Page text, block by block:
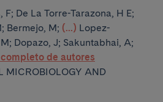
F; De La Torre-Tarazona, H E;
Bermejo, M; (...) Lopez-
Dopazo, J; Sakuntabhai, A;
de autores
MICROBIOLOGY AND